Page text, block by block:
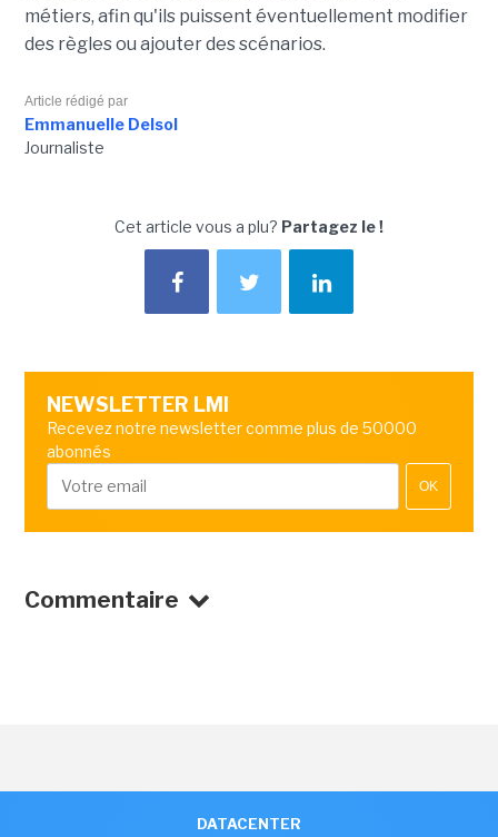
métiers, afin qu'ils puissent éventuellement modifier
des règles ou ajouter des scénarios.
Article rédigé par
Emmanuelle Delsol
Journaliste
Cet article vous a plu? Partagez le !
NEWSLETTER LMI
Recevez notre newsletter comme plus de 50000
abonnés
OK
Commentaire
DATACENTER